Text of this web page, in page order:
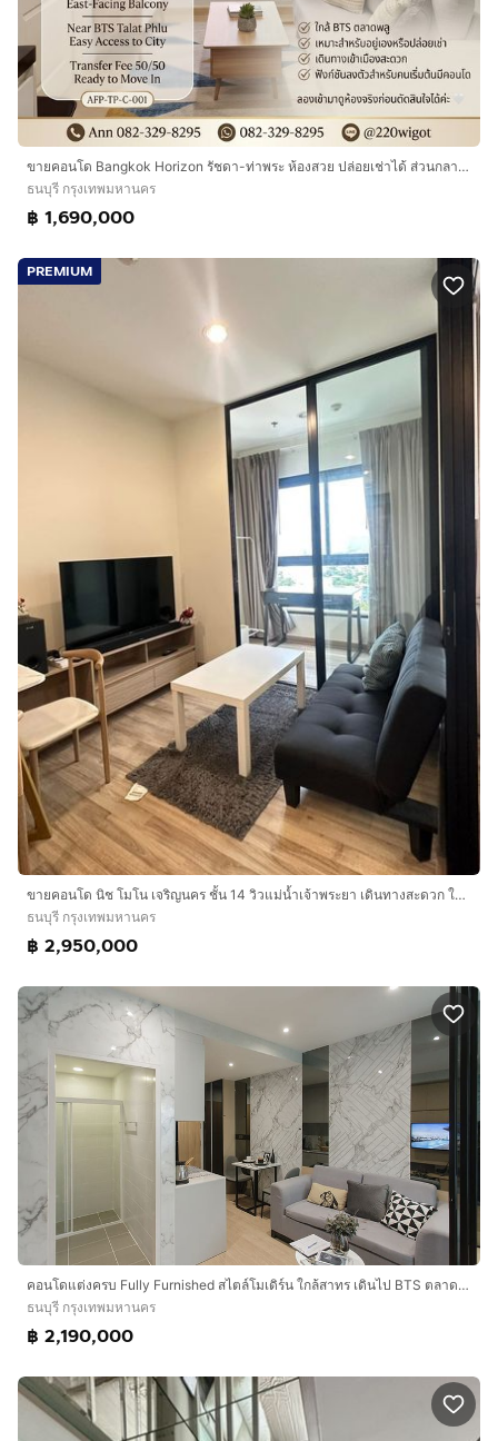
ขายคอนโด Bangkok Horizon รัชดา-ท่าพระ ห้องสวย ปล่อยเช่าได้ ส่วนกลางครบ ใกล้ BTS ตลาดพลู
ธนบุรี กรุงเทพมหานคร
฿ 1,690,000
PREMIUM
ขายคอนโด นิช โมโน เจริญนคร ชั้น 14 วิวแม่น้ำเจ้าพระยา เดินทางสะดวก ใกล้รถไฟฟ้า BTS สถานีตลาดพลู
ธนบุรี กรุงเทพมหานคร
฿ 2,950,000
คอนโดแต่งครบ Fully Furnished สไตล์โมเดิร์น ใกล้สาทร เดินไป BTS ตลาดพลู ได้สบายๆ โครงการ The Matt สาทร-ท่าพระ 2
ธนบุรี กรุงเทพมหานคร
฿ 2,190,000